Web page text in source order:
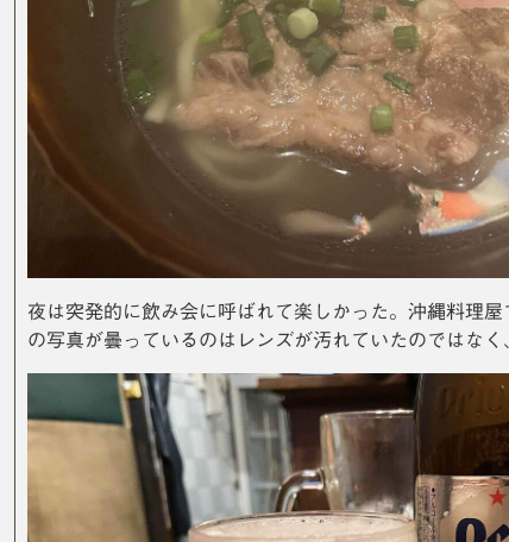
夜は突発的に飲み会に呼ばれて楽しかった。沖縄料理
の写真が曇っているのはレンズが汚れていたのではなく